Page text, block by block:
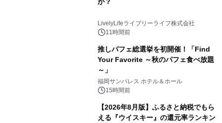
LivelyLifeライブリーライフ株式会社
11時間前
推しパフェ総選挙を初開催！「Find
Your Favorite ～秋のパフェ食べ放題
～」
福岡サンパレス ホテル＆ホール
15時間前
【2026年8月版】ふるさと納税でもら
える『ウイスキー』の還元率ランキン